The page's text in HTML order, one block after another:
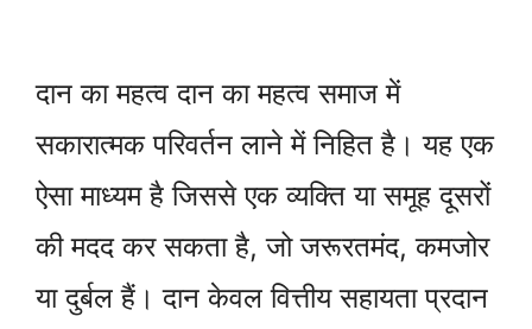
दान का महत्व दान का महत्व समाज में
सकारात्मक परिवर्तन लाने में निहित है। यह एक
ऐसा माध्यम है जिससे एक व्यक्ति या समूह दूसरों
की मदद कर सकता है, जो जरूरतमंद, कमजोर
या दुर्बल हैं। दान केवल वित्तीय सहायता प्रदान